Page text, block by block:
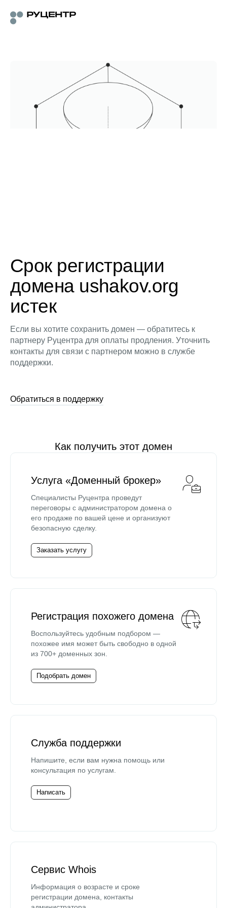
Срок регистрации
домена ushakov.org
истек
Если вы хотите сохранить домен — обратитесь к
партнеру Руцентра для оплаты продления. Уточнить
контакты для связи с партнером можно в службе
поддержки.
Обратиться в поддержку
Как получить этот домен
Услуга «Доменный брокер»
Специалисты Руцентра проведут
переговоры с администратором домена о
его продаже по вашей цене и организуют
безопасную сделку.
Заказать услугу
Регистрация похожего домена
Воспользуйтесь удобным подбором —
похожее имя может быть свободно в одной
из 700+ доменных зон.
Подобрать домен
Служба поддержки
Напишите, если вам нужна помощь или
консультация по услугам.
Написать
Сервис Whois
Информация о возрасте и сроке
регистрации домена, контакты